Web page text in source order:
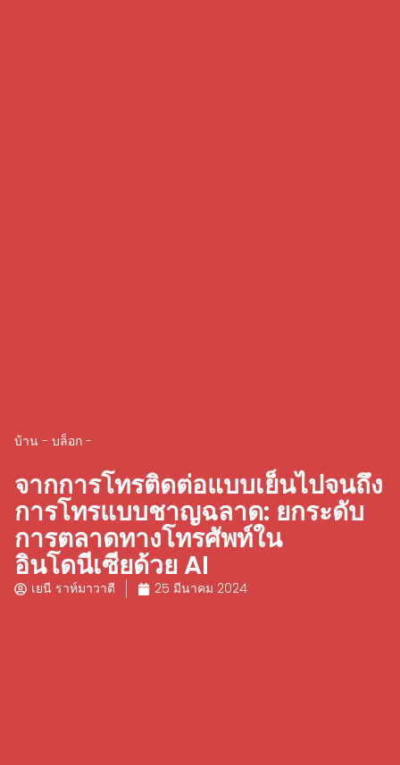
บ้าน - บล็อก -
จากการโทรติดต่อแบบเย็นไปจนถึง
การโทรแบบชาญฉลาด: ยกระดับ
การตลาดทางโทรศัพท์ใน
อินโดนีเซียด้วย AI
เยนี ราห์มาวาตี 25 มีนาคม 2024